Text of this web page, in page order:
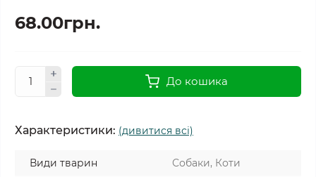
68.00грн.
До кошика
Характеристики: (дивитися всі)
Види тварин
Собаки, Коти